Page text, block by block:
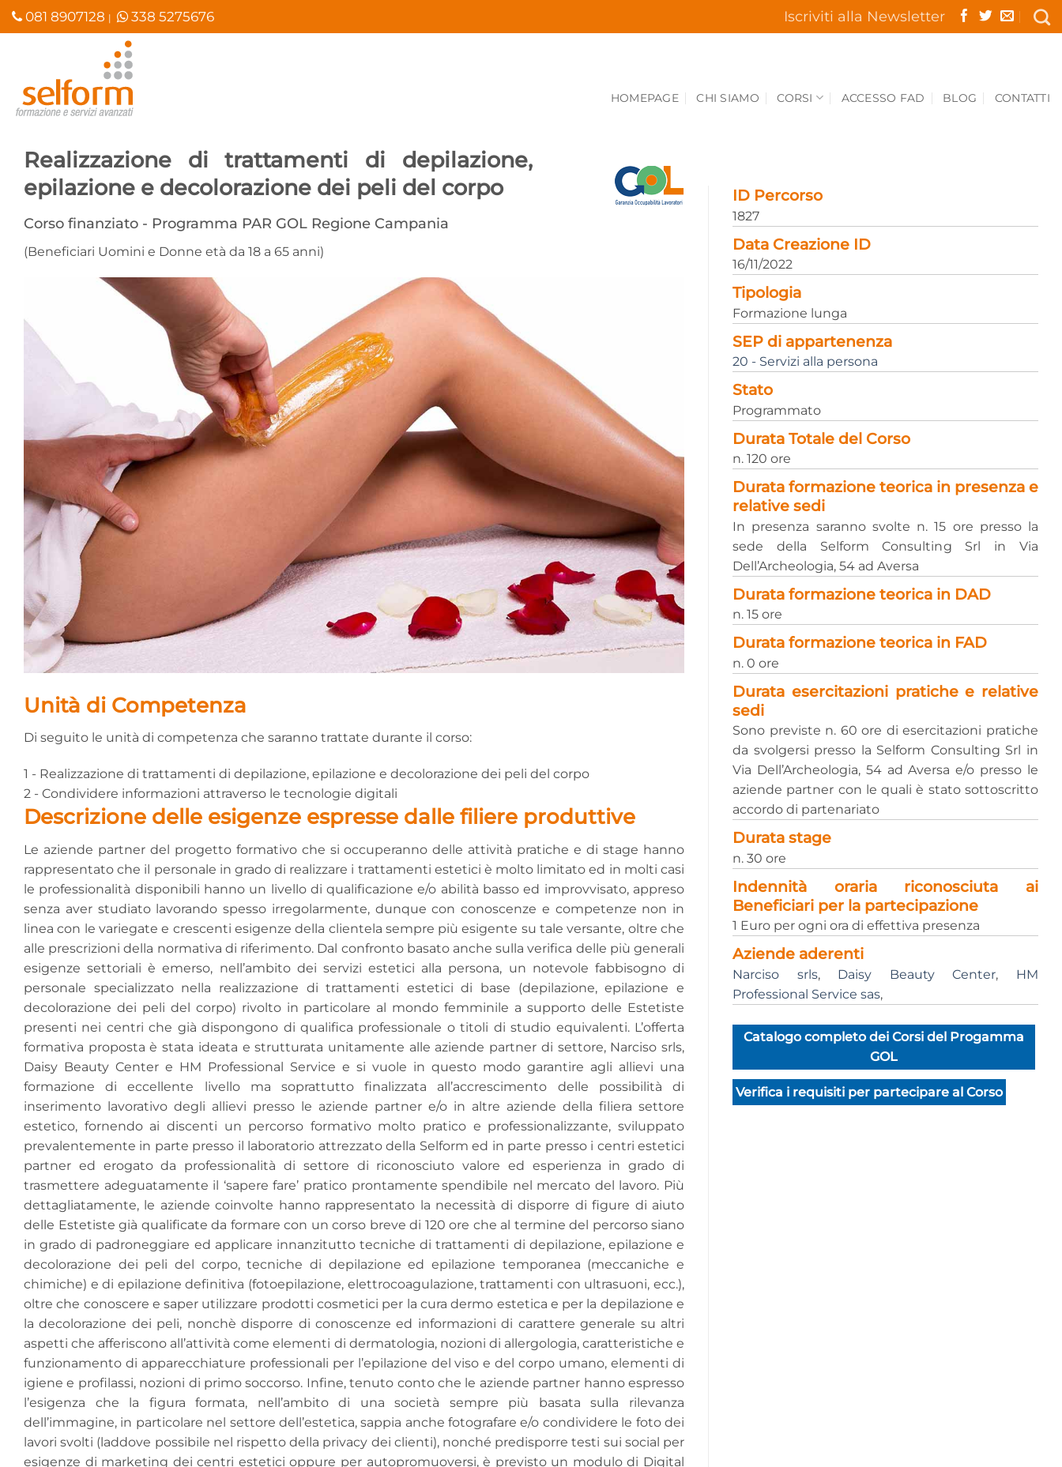
Salta081 8907128 | 338 5275676 Iscriviti alla Newsletter
HOMEPAGE CHI SIAMO CORSI ACCESSO FAD BLOG CONTATTI
Realizzazione di trattamenti di depilazione,
epilazione e decolorazione dei peli del corpo
Corso finanziato - Programma PAR GOL Regione Campania
(Beneficiari Uomini e Donne età da 18 a 65 anni)
Unità di Competenza
Di seguito le unità di competenza che saranno trattate durante il corso:
1 - Realizzazione di trattamenti di depilazione, epilazione e decolorazione dei peli del corpo
2 - Condividere informazioni attraverso le tecnologie digitali
Descrizione delle esigenze espresse dalle filiere produttive
Le aziende partner del progetto formativo che si occuperanno delle attività pratiche e di stage hanno
rappresentato che il personale in grado di realizzare i trattamenti estetici è molto limitato ed in molti casi
le professionalità disponibili hanno un livello di qualificazione e/o abilità basso ed improvvisato, appreso
senza aver studiato lavorando spesso irregolarmente, dunque con conoscenze e competenze non in
linea con le variegate e crescenti esigenze della clientela sempre più esigente su tale versante, oltre che
alle prescrizioni della normativa di riferimento. Dal confronto basato anche sulla verifica delle più generali
esigenze settoriali è emerso, nell’ambito dei servizi estetici alla persona, un notevole fabbisogno di
personale specializzato nella realizzazione di trattamenti estetici di base (depilazione, epilazione e
decolorazione dei peli del corpo) rivolto in particolare al mondo femminile a supporto delle Estetiste
presenti nei centri che già dispongono di qualifica professionale o titoli di studio equivalenti. L’offerta
formativa proposta è stata ideata e strutturata unitamente alle aziende partner di settore, Narciso srls,
Daisy Beauty Center e HM Professional Service e si vuole in questo modo garantire agli allievi una
formazione di eccellente livello ma soprattutto finalizzata all’accrescimento delle possibilità di
inserimento lavorativo degli allievi presso le aziende partner e/o in altre aziende della filiera settore
estetico, fornendo ai discenti un percorso formativo molto pratico e professionalizzante, sviluppato
prevalentemente in parte presso il laboratorio attrezzato della Selform ed in parte presso i centri estetici
partner ed erogato da professionalità di settore di riconosciuto valore ed esperienza in grado di
trasmettere adeguatamente il ‘sapere fare’ pratico prontamente spendibile nel mercato del lavoro. Più
dettagliatamente, le aziende coinvolte hanno rappresentato la necessità di disporre di figure di aiuto
delle Estetiste già qualificate da formare con un corso breve di 120 ore che al termine del percorso siano
in grado di padroneggiare ed applicare innanzitutto tecniche di trattamenti di depilazione, epilazione e
decolorazione dei peli del corpo, tecniche di depilazione ed epilazione temporanea (meccaniche e
chimiche) e di epilazione definitiva (fotoepilazione, elettrocoagulazione, trattamenti con ultrasuoni, ecc.),
oltre che conoscere e saper utilizzare prodotti cosmetici per la cura dermo estetica e per la depilazione e
la decolorazione dei peli, nonchè disporre di conoscenze ed informazioni di carattere generale su altri
aspetti che afferiscono all’attività come elementi di dermatologia, nozioni di allergologia, caratteristiche e
funzionamento di apparecchiature professionali per l’epilazione del viso e del corpo umano, elementi di
igiene e profilassi, nozioni di primo soccorso. Infine, tenuto conto che le aziende partner hanno espresso
l’esigenza che la figura formata, nell’ambito di una società sempre più basata sulla rilevanza
dell’immagine, in particolare nel settore dell’estetica, sappia anche fotografare e/o condividere le foto dei
lavori svolti (laddove possibile nel rispetto della privacy dei clienti), nonché predisporre testi sui social per
esigenze di marketing dei centri estetici oppure per autopromuoversi, è previsto un modulo di Digital
ID Percorso
1827
Data Creazione ID
16/11/2022
Tipologia
Formazione lunga
SEP di appartenenza
20 - Servizi alla persona
Stato
Programmato
Durata Totale del Corso
n. 120 ore
Durata formazione teorica in presenza e
relative sedi
In presenza saranno svolte n. 15 ore presso la
sede della Selform Consulting Srl in Via
Dell’Archeologia, 54 ad Aversa
Durata formazione teorica in DAD
n. 15 ore
Durata formazione teorica in FAD
n. 0 ore
Durata esercitazioni pratiche e relative
sedi
Sono previste n. 60 ore di esercitazioni pratiche
da svolgersi presso la Selform Consulting Srl in
Via Dell’Archeologia, 54 ad Aversa e/o presso le
aziende partner con le quali è stato sottoscritto
accordo di partenariato
Durata stage
n. 30 ore
Indennità oraria riconosciuta ai
Beneficiari per la partecipazione
1 Euro per ogni ora di effettiva presenza
Aziende aderenti
Narciso srls, Daisy Beauty Center, HM
Professional Service sas,
Catalogo completo dei Corsi del Progamma
GOL
Verifica i requisiti per partecipare al Corso